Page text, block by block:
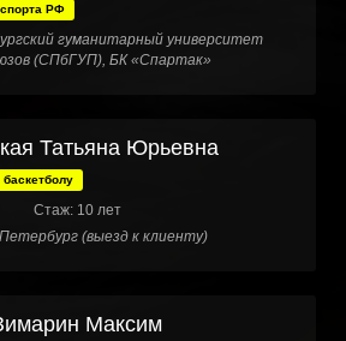
РФ
гуманитарный университет
(СПбГУП), БК «Спартак»
Татьяна Юрьевна
Стаж: 10 лет
(выезд к клиенту)
Максим